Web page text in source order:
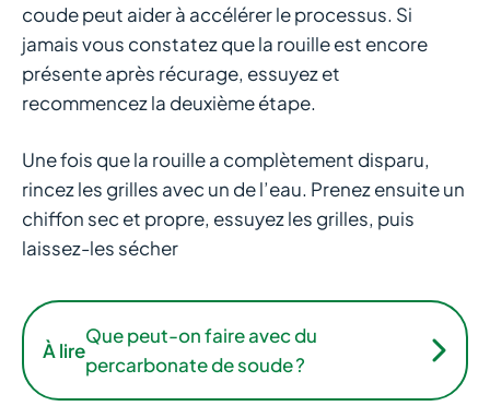
coude peut aider à accélérer le processus. Si
jamais vous constatez que la rouille est encore
présente après récurage, essuyez et
recommencez la deuxième étape.
Une fois que la rouille a complètement disparu,
rincez les grilles avec un de l’eau. Prenez ensuite un
chiffon sec et propre, essuyez les grilles, puis
laissez-les sécher
À lire
Que peut-on faire avec du
percarbonate de soude ?